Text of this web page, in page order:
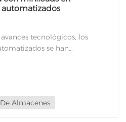
automatizados
tecnológicos, los
se han
almacenamiento. Entre las
miniloads han
Almacenes